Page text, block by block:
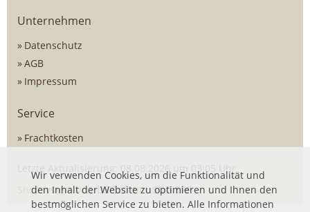
Unternehmen
Datenschutz
AGB
Impressum
Service
Frachtkosten
Letzte Aktualisierung: 08.08.2026 um 03:05 Uhr
Shopsystem vonDSISoftmit SOG ERP
Wir verwenden Cookies, um die Funktionalität und
den Inhalt der Website zu optimieren und Ihnen den
bestmöglichen Service zu bieten. Alle Informationen